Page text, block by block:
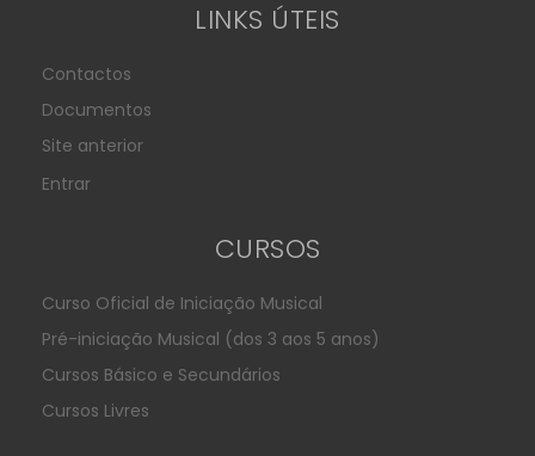
LINKS ÚTEIS
Contactos
Documentos
Site anterior
Entrar
CURSOS
Curso Oficial de Iniciação Musical
Pré-iniciação Musical (dos 3 aos 5 anos)
Cursos Básico e Secundários
Cursos Livres